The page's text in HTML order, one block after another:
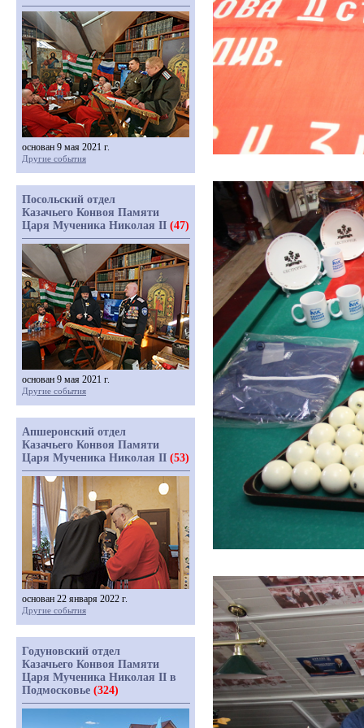
основан 9 мая 2021 г.
Другие события
Посольский отдел
Казачьего Конвоя Памяти
Царя Мученика Николая II (47)
основан 9 мая 2021 г.
Другие события
Апшеронский отдел
Казачьего Конвоя Памяти
Царя Мученика Николая II (53)
основан 22 января 2022 г.
Другие события
Годуновский отдел
Казачьего Конвоя Памяти
Царя Мученика Николая II в
Подмосковье (324)